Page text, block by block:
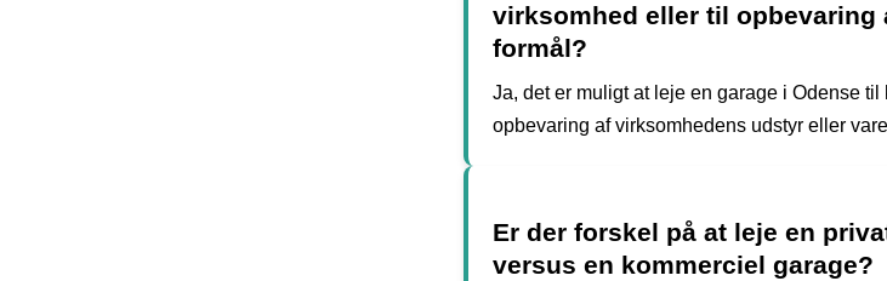
virksomhed eller til
formål?
Ja, det er muligt at leje en garage i Odense
opbevaring af virksomhedens udstyr eller
Er der forskel på at leje en
versus en kommerciel garage?